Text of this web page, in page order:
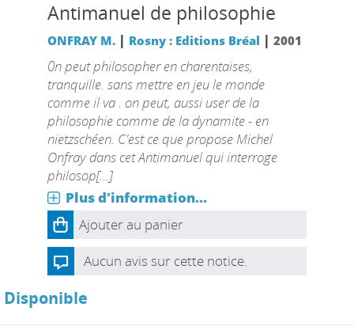
Antimanuel de philosophie
ONFRAY M. | Rosny : Editions Bréal | 2001
0n peut philosopher en charentaises,
tranquille. sans mettre en jeu le monde
comme il va . on peut, aussi user de la
philosophie comme de la dynamite - en
nietzschéen. C'est ce que propose Michel
Onfray dans cet Antimanuel qui interroge
philosop[...]
Plus d'information...
Ajouter au panier
Aucun avis sur cette notice.
Disponible